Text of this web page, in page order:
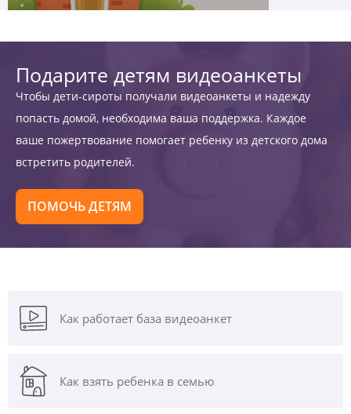
Подарите детям видеоанкеты
Чтобы дети-сироты получали видеоанкеты и надежду
попасть домой, необходима ваша поддержка. Каждое
ваше пожертвование помогает ребенку из детского дома
встретить родителей.
ПОМОЧЬ ДЕТЯМ
Как работает база видеоанкет
Как взять ребенка в семью